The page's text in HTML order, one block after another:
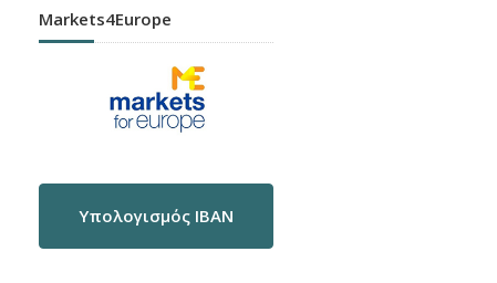
Markets4Europe
Υπολογισμός IBAN